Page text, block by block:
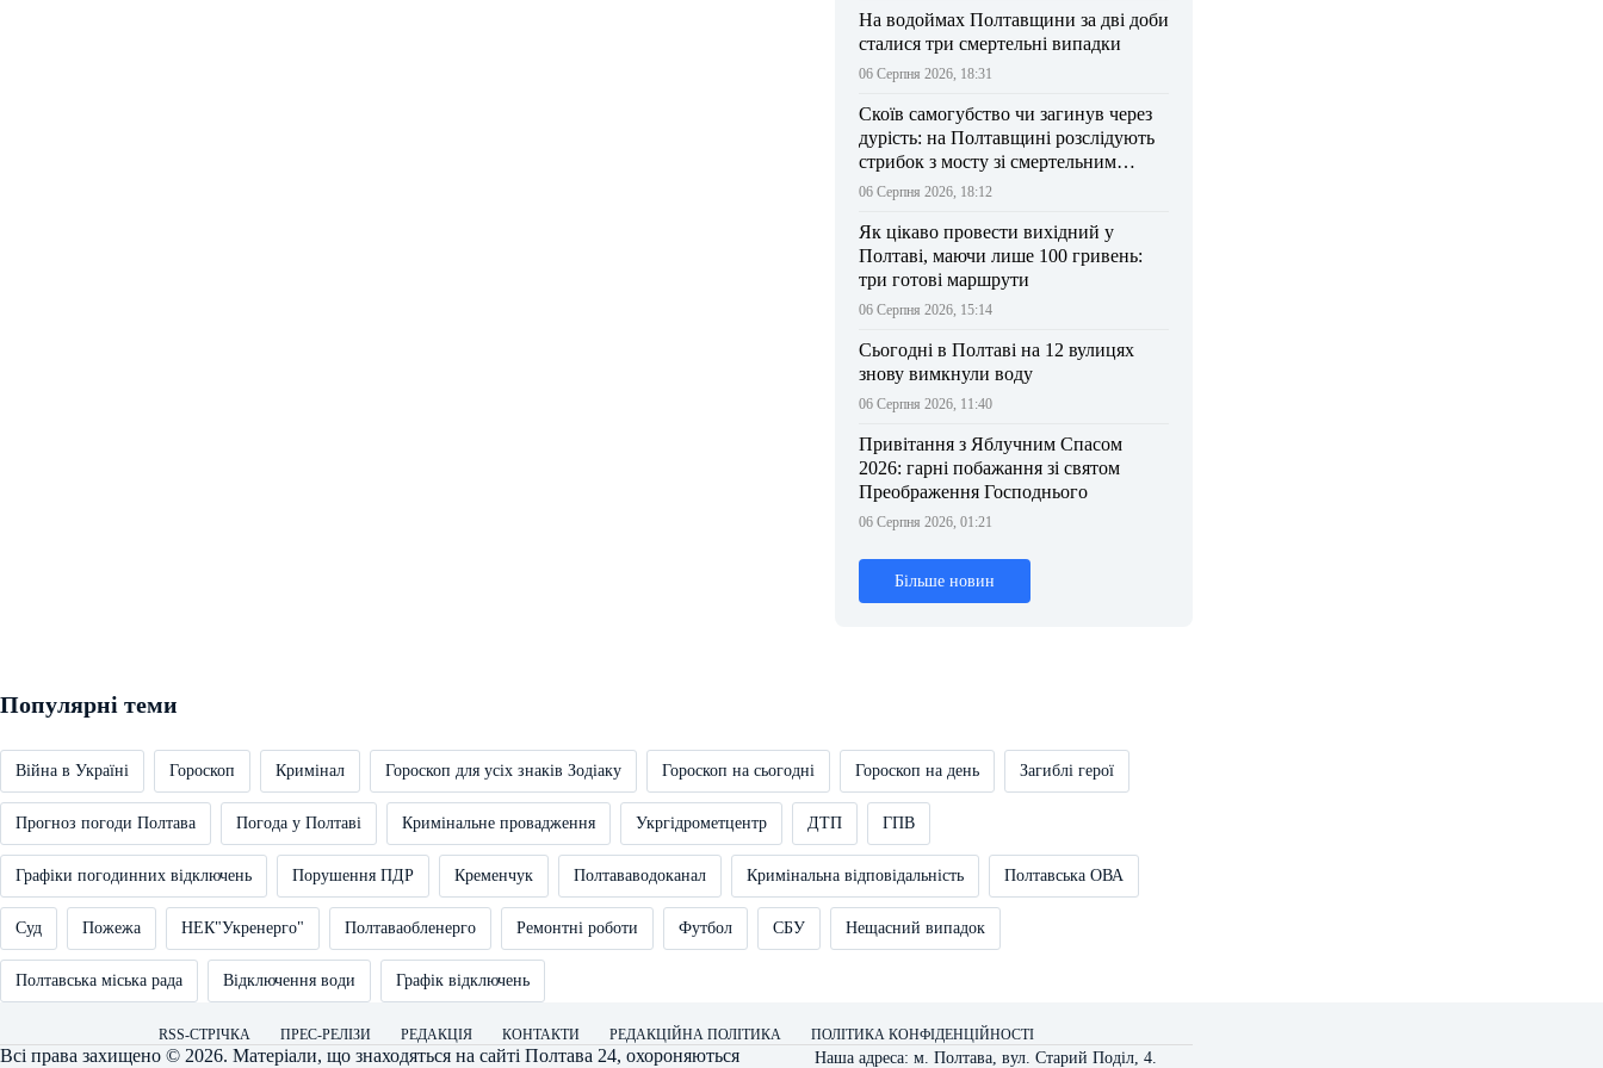
На водоймах Полтавщини за дві доби
сталися три смертельні випадки
06 Серпня 2026, 18:31
Скоїв самогубство чи загинув через
дурість: на Полтавщині розслідують
стрибок з мосту зі смертельним
результатом
06 Серпня 2026, 18:12
Як цікаво провести вихідний у
Полтаві, маючи лише 100 гривень:
три готові маршрути
06 Серпня 2026, 15:14
Сьогодні в Полтаві на 12 вулицях
знову вимкнули воду
06 Серпня 2026, 11:40
Привітання з Яблучним Спасом
2026: гарні побажання зі святом
Преображення Господнього
06 Серпня 2026, 01:21
Більше новин
Популярні теми
Війна в Україні Гороскоп Кримінал Гороскоп для усіх знаків Зодіаку Гороскоп на сьогодні Гороскоп на день Загиблі герої
Прогноз погоди Полтава Погода у Полтаві Кримінальне провадження Укргідрометцентр ДТП ГПВ
Графіки погодинних відключень Порушення ПДР Кременчук Полтававодоканал Кримінальна відповідальність Полтавська ОВА
Суд Пожежа НЕК"Укренерго" Полтаваобленерго Ремонтні роботи Футбол СБУ Нещасний випадок
Полтавська міська рада Відключення води Графік відключень
RSS-СТРІЧКА ПРЕС-РЕЛІЗИ РЕДАКЦІЯ КОНТАКТИ РЕДАКЦІЙНА ПОЛІТИКА ПОЛІТИКА КОНФІДЕНЦІЙНОСТІ
Всі права захищено © 2026. Матеріали, що знаходяться на сайті Полтава 24, охороняються
Наша адреса: м. Полтава, вул. Старий Поділ, 4.